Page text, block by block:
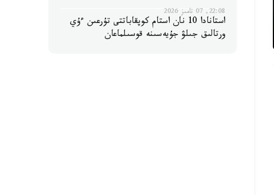
22:08, 07 تامىز 2026
استانادا 10 نان استام كوپقاباتتى تۇرعىن ءۇي
ورتالىق جىلۋ جۇيەسىنە قوسىلماعان